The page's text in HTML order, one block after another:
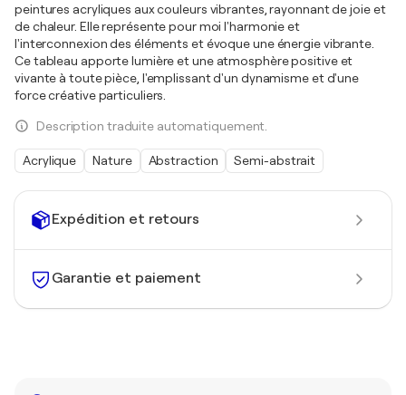
Expédition et retours
Garantie et paiement
peintures acryliques aux couleurs vibrantes, rayonnant de joie et
de chaleur. Elle représente pour moi l'harmonie et
l'interconnexion des éléments et évoque une énergie vibrante.
Ce tableau apporte lumière et une atmosphère positive et
vivante à toute pièce, l'emplissant d'un dynamisme et d'une
force créative particuliers.
Description traduite automatiquement.
Acrylique Nature Abstraction Semi-abstrait